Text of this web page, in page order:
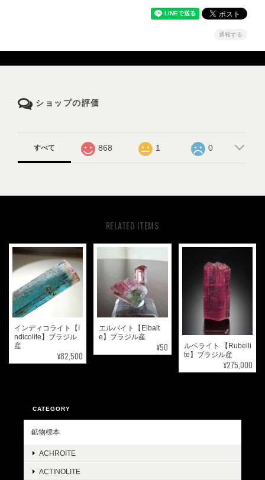
通報する
ショップの評価
すべて 868 1 0
RELATED ITEMS
インディコライト【I
ndicolite】ブラジル
産
¥82,500
エルバイト【Elbait
e】ブラジル産
¥50
ルベライト 【Rubelli
te】ブラジル産
¥275,000
CATEGORY
鉱物標本
ACHROITE
ACTINOLITE